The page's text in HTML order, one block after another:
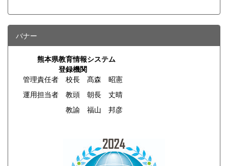
バナー
熊本県教育情報システム
登録機関
管理責任者 校長 髙森 昭憲
運用担当者 教頭 朝長 丈晴
教諭 福山 邦彦